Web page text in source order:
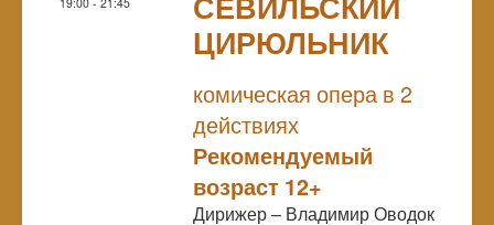
ЦИРЮЛЬНИК
комическая опера в 2
действиях
Рекомендуемый
возраст 12+
Дирижер – Владимир Оводок